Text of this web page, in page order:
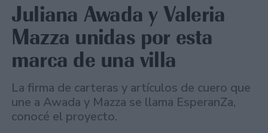
Juliana Awada y Valeria
Mazza unidas por esta
marca de una villa
La firma de carteras y artículos de cuero que
une a Awada y Mazza se llama EsperanZa,
conocé el proyecto.